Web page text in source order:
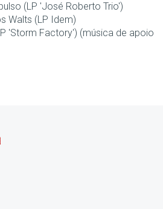
(LP 'José Roberto Trio')
Walts (LP Idem)
'Storm Factory') (música de apoio